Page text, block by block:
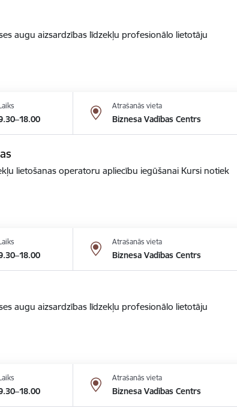
augu aizsardzības līdzekļu profesionālo lietotāju
Atrašanās vieta
Biznesa Vadības Centrs
lietošanas operatoru apliecību iegūšanai Kursi notiek
Atrašanās vieta
Biznesa Vadības Centrs
augu aizsardzības līdzekļu profesionālo lietotāju
Atrašanās vieta
Biznesa Vadības Centrs